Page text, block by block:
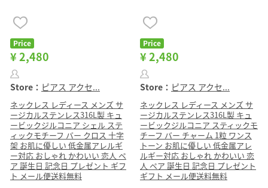
Price
¥ 2,480
Store： ピアス アクセ...
ネックレス レディース メンズ サ
ージカルステンレス316L製 キュ
ービックジルコニア シェル ステ
ィックモチーフ バー クロス 十字
架 お肌に優しい 低金属アレルギ
ー対応 おしゃれ かわいい 恋人 ペ
ア 誕生日 記念日 プレゼント ギフ
ト メール便送料無料
Price
¥ 2,480
Store： ピアス アクセ...
ネックレス レディース メンズ サ
ージカルステンレス316L製 キュ
ービックジルコニア スティックモ
チーフ バー チャーム 1粒 ワンス
トーン お肌に優しい 低金属アレ
ルギー対応 おしゃれ かわいい 恋
人 ペア 誕生日 記念日 プレゼント
ギフト メール便送料無料